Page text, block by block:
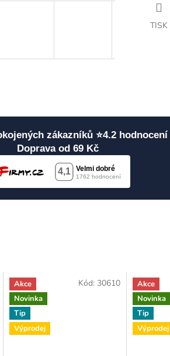
TISK
zákazníků ⭐4.2 hodnocení
Doprava od 69 Kč
Akce
Novinka
Tip
Výprodej
Kód: 30610
Akce
Novinka
Tip
Výprodej